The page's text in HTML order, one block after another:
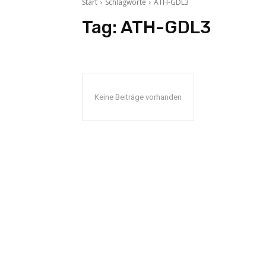
Start Schlagworte ATH-GDL3
Tag: ATH-GDL3
Keine Beiträge vorhanden